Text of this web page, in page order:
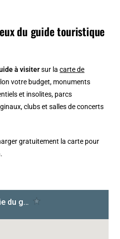
du guide touristique
à visitersur lacarte de
votre budget, monuments
et insolites, parcs
clubs et salles de concerts
gratuitement la carte pour